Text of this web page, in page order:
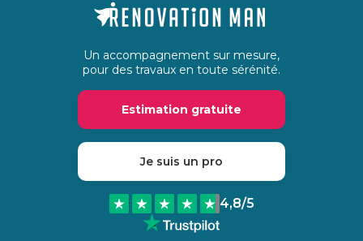
Un accompagnement sur mesure,
pour des travaux en toute sérénité.
Estimation gratuite
Je suis un pro
4,8/5